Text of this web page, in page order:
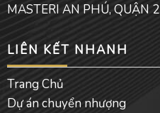
MASTERI AN PHÚ, QUẬN 2
LIÊN KẾT NHANH
Trang Chủ
Dự án chuyển nhượng